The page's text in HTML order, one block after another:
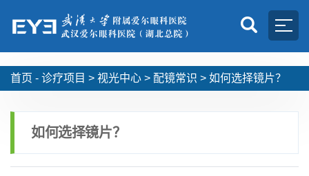
首页 - 诊疗项目 > 视光中心 > 配镜常识 > 如何选择镜片？
如何选择镜片？